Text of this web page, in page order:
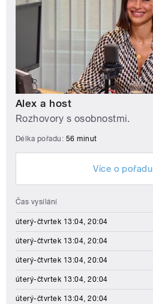
Alex a host
Rozhovory s osobnostmi.
Délka pořadu: 56 minut
Více o pořadu
Čas vysílání
úterý-čtvrtek 13:04, 20:04
úterý-čtvrtek 13:04, 20:04
úterý-čtvrtek 13:04, 20:04
úterý-čtvrtek 13:04, 20:04
úterý-čtvrtek 13:04, 20:04